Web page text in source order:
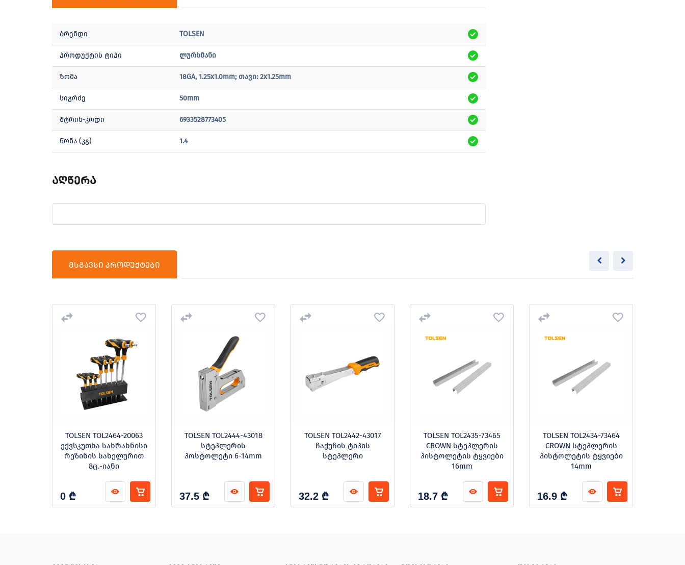
ბრენდი TOLSEN
პროდუქტის ტიპი ლურსმანი
ზომა 18GA, 1.25x1.0mm; თავი: 2x1.25mm
სიგრძე 50mm
შტრიხ-კოდი 6933528773405
წონა (კგ) 1.4
აღწერა
მსგავსი პროდუქტები
TOLSEN TOL2464-20063
ექვსკუთხა სახრახნისი
რეზინის სახელურით
8ც.-იანი
0 ₾
TOLSEN TOL2444-43018
სტეპლერის
პოსტოლეტი 6-14mm
37.5 ₾
TOLSEN TOL2442-43017
ჩაქუჩის ტიპის
სტეპლერი
32.2 ₾
TOLSEN TOL2435-73465
CROWN სტეპლერის
პისტოლეტის ტყვიები
16mm
18.7 ₾
TOLSEN TOL2434-73464
CROWN სტეპლერის
პისტოლეტის ტყვიები
14mm
16.9 ₾